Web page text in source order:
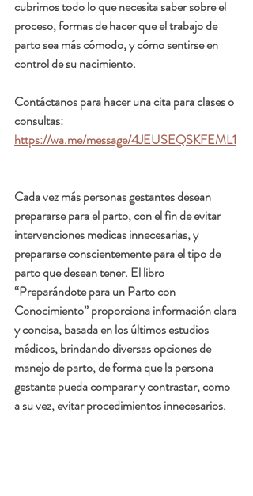
cubrimos todo lo que necesita saber sobre el
proceso, formas de hacer que el trabajo de
parto sea más cómodo, y cómo sentirse en
control de su nacimiento.
Contáctanos para hacer una cita para clases o
consultas:
https://wa.me/message/4JEUSEQSKFEML1
Cada vez más personas gestantes desean
prepararse para el parto, con el fin de evitar
intervenciones medicas innecesarias, y
prepararse conscientemente para el tipo de
parto que desean tener. El libro
“Preparándote para un Parto con
Conocimiento” proporciona información clara
y concisa, basada en los últimos estudios
médicos, brindando diversas opciones de
manejo de parto, de forma que la persona
gestante pueda comparar y contrastar, como
a su vez, evitar procedimientos innecesarios.